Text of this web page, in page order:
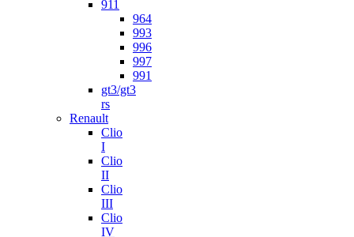
911
964
993
996
997
991
gt3/gt3
rs
Renault
Clio
I
Clio
II
Clio
III
Clio
IV